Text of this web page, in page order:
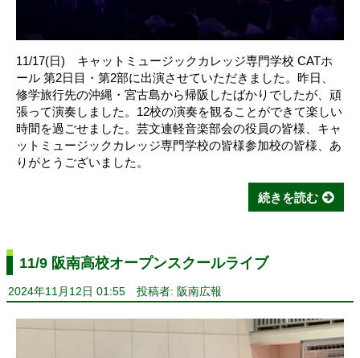
11/17(日) キャットミュージックカレッジ専門学校 CATホ
ール 第2日目・第2部に出演させていただきました。昨日、
修学旅行先の沖縄・宮古島から帰阪したばかりでしたが、頑
張って演奏しました。12校の演奏を観ることができて楽しい
時間を過ごせました。芸文連軽音楽部会の役員の皆様、キャ
ットミュージックカレッジ専門学校の皆様参加校の皆様、あ
りがとうございました。
続きを読む
11/9 阪南高校オープンスクールライブ
2024年11月12日 01:55 投稿者: 阪南広報